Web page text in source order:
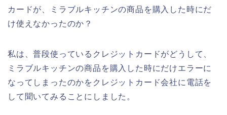
カードが、ミラブルキッチンの商品を購入した時にだ
け使えなかったのか？
私は、普段使っているクレジットカードがどうして、
ミラブルキッチンの商品を購入した時にだけエラーに
なってしまったのかをクレジットカード会社に電話を
して聞いてみることにしました。